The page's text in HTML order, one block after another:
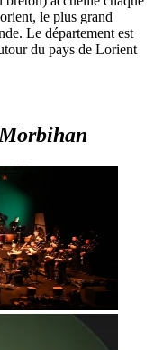
le plus grand
Le département est
du pays de Lorient
Morbihan